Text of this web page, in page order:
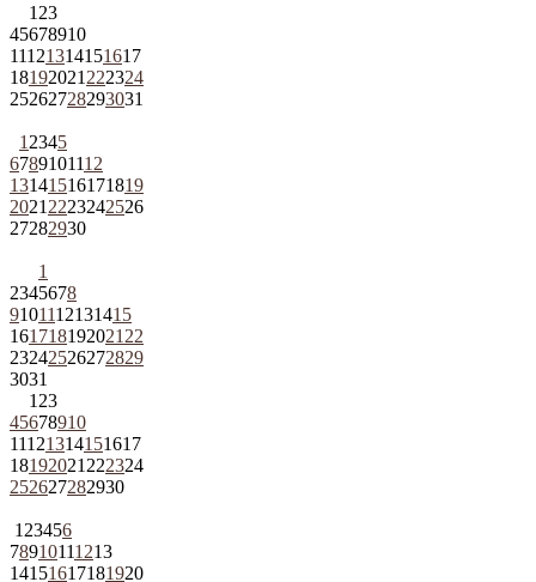
1 23
45678910
11121314151617
18192021 222324
25262728293031
1 2345
6789101112
13141516171819
2021 2223242526
27282930
1
2345678
9101112131415
161718192021 22
23242526272829
3031
1 23
45678910
11121314151617
18192021 222324
252627282930
1 23456
78910111213
14151617181920